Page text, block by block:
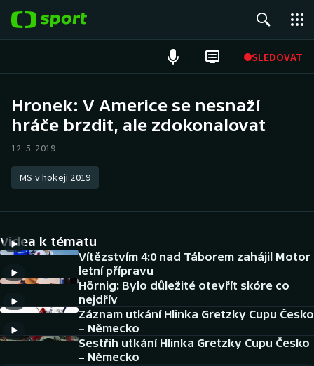
SLEDOVAT
Hokej
Atletika
DALŠÍ SPORTY
Americký fotbal
Baseball a softbal
NEPŘEHLÉDNĚTE
Historické návraty
Hronek: V Americe se nesnaží
hráče brzdit, ale zdokonalovat
12. 5. 2019
MS v hokeji 2019
Videa k tématu
Vítězstvím 4:0 nad Táborem zahájil Motor
letní přípravu
Hörnig: Bylo důležité otevřít skóre co
nejdřív
Záznam utkání Hlinka Gretzky Cupu Česko
– Německo
Sestřih utkání Hlinka Gretzky Cupu Česko
– Německo